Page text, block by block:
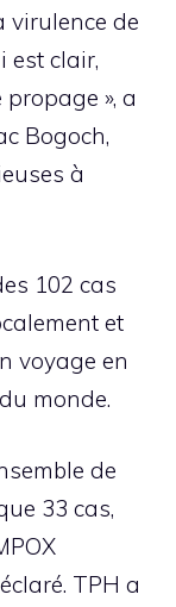
virulence de
est clair,
propage », a
Bogoch,
à
102 cas
et
voyage en
monde.
de
33 cas,
TPH a